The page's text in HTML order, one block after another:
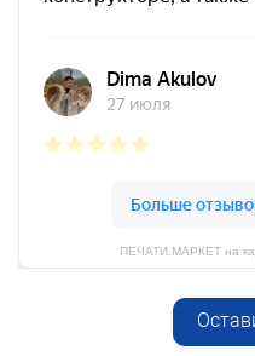
Спиртовая
ПЕЧАТИ.МАРКЕТ на